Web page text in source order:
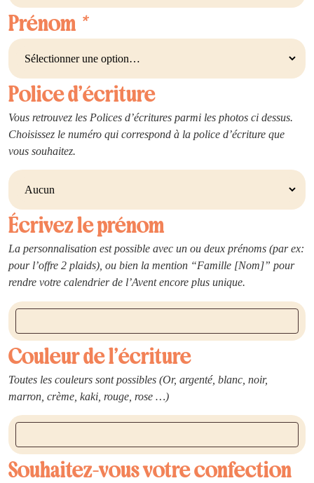
Prénom *
Police d’écriture
Vous retrouvez les Polices d’écritures parmi les photos ci dessus.
Choisissez le numéro qui correspond à la police d’écriture que
vous souhaitez.
Écrivez le prénom
La personnalisation est possible avec un ou deux prénoms (par ex:
pour l’offre 2 plaids), ou bien la mention “Famille [Nom]” pour
rendre votre calendrier de l’Avent encore plus unique.
Couleur de l’écriture
Toutes les couleurs sont possibles (Or, argenté, blanc, noir,
marron, crème, kaki, rouge, rose …)
Souhaitez-vous votre confection